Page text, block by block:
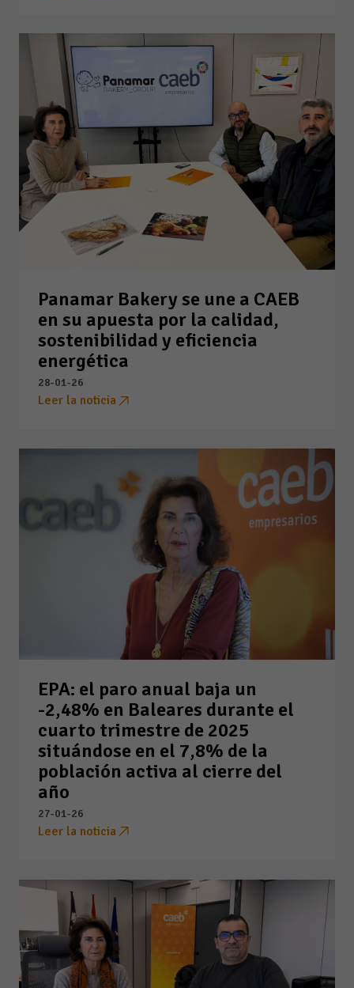
Panamar Bakery se une a CAEB
en su apuesta por la calidad,
sostenibilidad y eficiencia
energética
28-01-26
Leer la noticia
EPA: el paro anual baja un
-2,48% en Baleares durante el
cuarto trimestre de 2025
situándose en el 7,8% de la
población activa al cierre del
año
27-01-26
Leer la noticia